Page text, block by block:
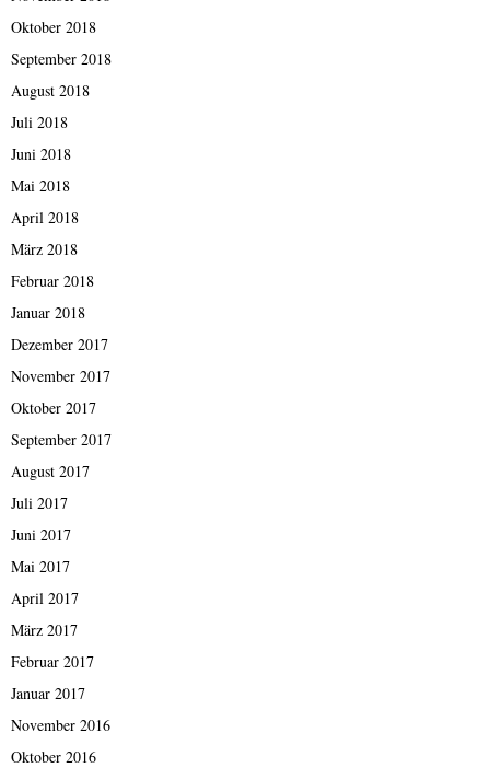
Oktober 2018
September 2018
August 2018
Juli 2018
Juni 2018
Mai 2018
April 2018
März 2018
Februar 2018
Januar 2018
Dezember 2017
November 2017
Oktober 2017
September 2017
August 2017
Juli 2017
Juni 2017
Mai 2017
April 2017
März 2017
Februar 2017
Januar 2017
November 2016
Oktober 2016